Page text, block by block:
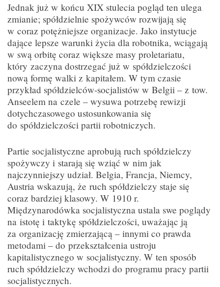
Jednak już w końcu XIX stulecia pogląd ten ulega
zmianie; spółdzielnie spożywców rozwijają się
w coraz potężniejsze organizacje. Jako instytucje
dające lepsze warunki życia dla robotnika, wciągają
w swą orbitę coraz większe masy proletariatu,
który zaczyna dostrzegać już w spółdzielczości
nową formę walki z kapitałem. W tym czasie
przykład spółdzielców-socjalistów w Belgii – z tow.
Anseelem na czele – wysuwa potrzebę rewizji
dotychczasowego ustosunkowania się
do spółdzielczości partii robotniczych.
Partie socjalistyczne aprobują ruch spółdzielczy
spożywczy i starają się wziąć w nim jak
najczynniejszy udział. Belgia, Francja, Niemcy,
Austria wskazują, że ruch spółdzielczy staje się
coraz bardziej klasowy. W 1910 r.
Międzynarodówka socjalistyczna ustala swe poglądy
na istotę i taktykę spółdzielczości, uważając ją
za organizację zmierzającą – innymi co prawda
metodami – do przekształcenia ustroju
kapitalistycznego w socjalistyczny. W ten sposób
ruch spółdzielczy wchodzi do programu pracy partii
socjalistycznych.